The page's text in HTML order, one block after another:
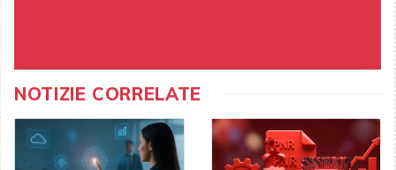
NOTIZIE CORRELATE